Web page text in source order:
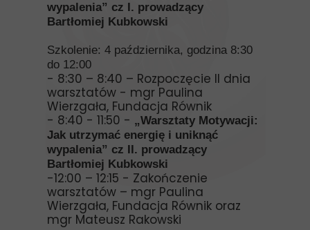
wypalenia” cz I. prowadzący
Bartłomiej Kubkowski
Szkolenie: 4 października, godzina 8:30
do 12:00
- 8:30 – 8:40 – Rozpoczęcie II dnia
warsztatów - mgr Paulina
Wierzgała, Fundacja Równik
- 8:40 - 11:50 - „Warsztaty Motywacji:
Jak utrzymać energię i uniknąć
wypalenia” cz II. prowadzący
Bartłomiej Kubkowski
-12:00 – 12:15 - Zakończenie
warsztatów – mgr Paulina
Wierzgała, Fundacja Równik oraz
mgr Mateusz Rakowski